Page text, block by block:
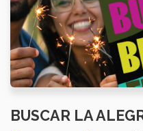
BUSCAR LA